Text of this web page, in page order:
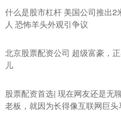
什么是股市杠杆 美国公司推出2
人 恐怖羊头外观引争议
北京股票配资公司 超级富豪，
儿
股票配资首选| 现在网友还是无
老板，就因为长得像互联网巨